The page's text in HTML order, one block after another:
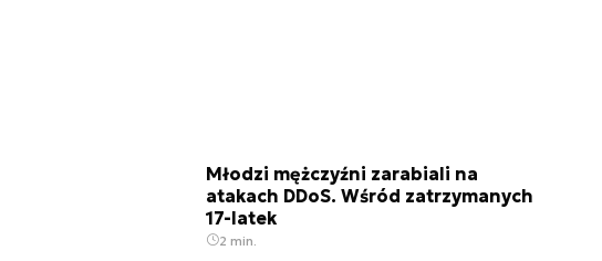
Młodzi mężczyźni zarabiali na
atakach DDoS. Wśród zatrzymanych
17-latek
2 min.